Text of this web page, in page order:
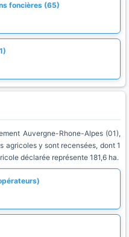
foncières (65)
Auvergne-Rhone-Alpes (01),
agricoles y sont recensées, dont 1
déclarée représente 181,6 ha.